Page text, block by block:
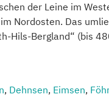
der Leine im
Nordosten. Das
Hils-Bergland“ (bis
, Dehnsen, Eimsen,